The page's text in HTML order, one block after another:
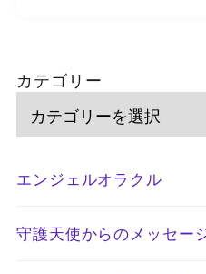
カテゴリー
エンジェルオラクル
守護天使からのメッセー